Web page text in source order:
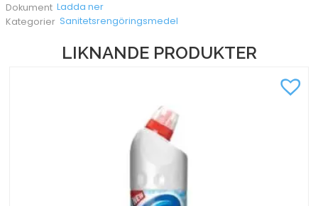
Dokument Ladda ner
Kategorier Sanitetsrengöringsmedel
LIKNANDE PRODUKTER